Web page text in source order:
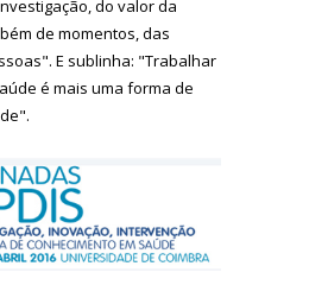
do valor da
de momentos, das
E sublinha: "Trabalhar
é mais uma forma de